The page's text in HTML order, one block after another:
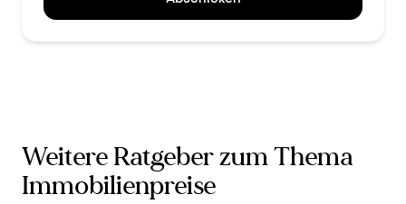
Weitere Ratgeber zum Thema
Immobilienpreise